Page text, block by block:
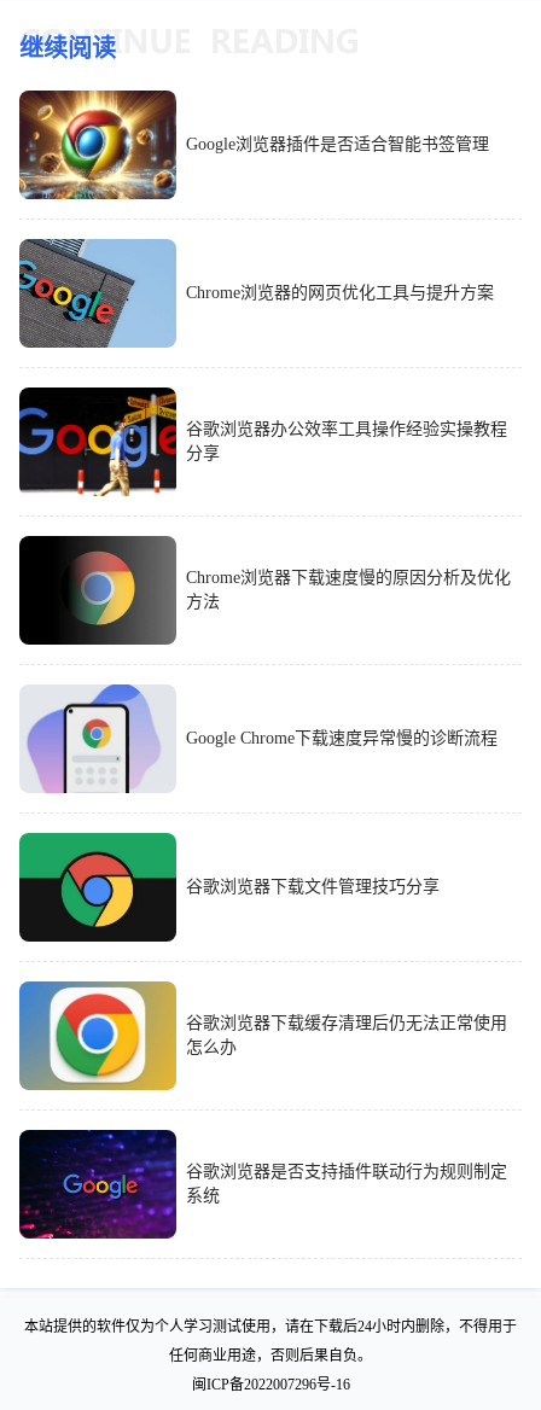
继续阅读
Google浏览器插件是否适合智能书签管理
Chrome浏览器的网页优化工具与提升方案
谷歌浏览器办公效率工具操作经验实操教程
分享
Chrome浏览器下载速度慢的原因分析及优化
方法
Google Chrome下载速度异常慢的诊断流程
谷歌浏览器下载文件管理技巧分享
谷歌浏览器下载缓存清理后仍无法正常使用
怎么办
谷歌浏览器是否支持插件联动行为规则制定
系统
本站提供的软件仅为个人学习测试使用，请在下载后24小时内删除，不得用于
任何商业用途，否则后果自负。
闽ICP备2022007296号-16